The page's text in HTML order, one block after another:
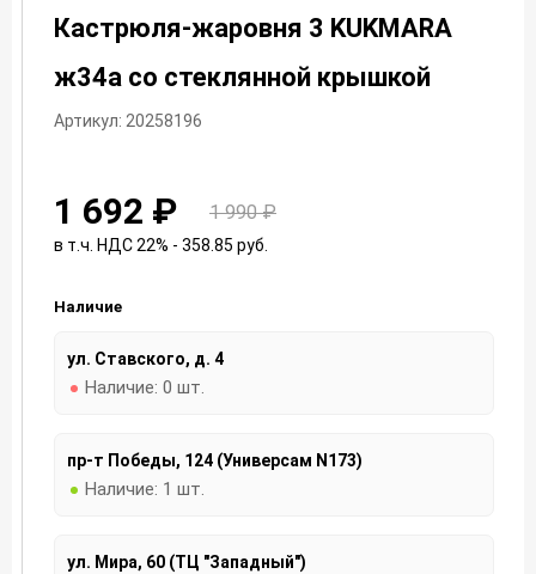
Кастрюля-жаровня 3 KUKMARA
ж34а со стеклянной крышкой
Артикул: 20258196
1 692 ₽ 1 990 ₽
в т.ч. НДС 22% - 358.85 руб.
Наличие
ул. Ставского, д. 4
Наличие: 0 шт.
пр-т Победы, 124 (Универсам N173)
Наличие: 1 шт.
ул. Мира, 60 (ТЦ "Западный")